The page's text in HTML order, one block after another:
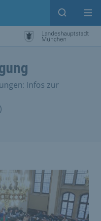
Suche
Infos zur